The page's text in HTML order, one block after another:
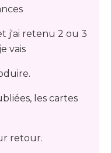
j'ai retenu 2 ou 3
vais
les cartes
retour.